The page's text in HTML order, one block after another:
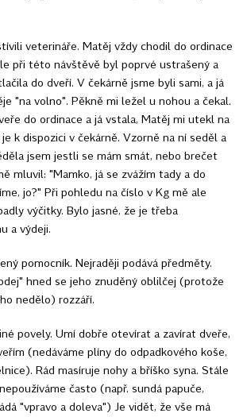
veterináře. Matěj vždy chodil do ordinace
při této návštěvě byl poprvé ustrašený a
do dveří. V čekárně jsme byli sami, a já
"na volno". Pěkně mi ležel u nohou a čekal.
do ordinace a já vstala, Matěj mi utekl na
k dispozici v čekárně. Vzorně na ní seděl a
jsem jestli se mám smát, nebo brečet
mluvil: "Mamko, já se zvážím tady a do
jo?" Při pohledu na číslo v Kg mě ale
výčitky. Bylo jasné, že je třeba
a výdeji.
pomocník. Nejraději podává předměty.
hned se jeho znuděný oblilčej (protože
nedělo) rozzáří.
povely. Umí dobře otevírat a zavírat dveře,
(nedáváme plíny do odpadkového koše,
Rád masíruje nohy a bříško syna. Stále
často (např. sundá papuče,
"vpravo a doleva") Je vidět, že vše má